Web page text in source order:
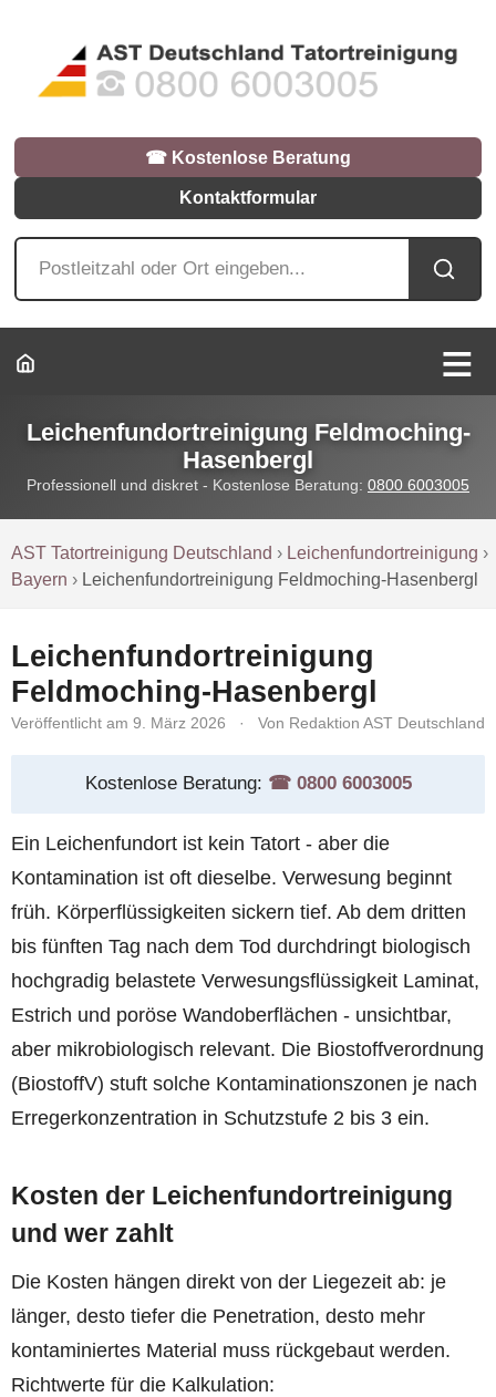
☎︎ Kostenlose Beratung
Kontaktformular
Leichenfundortreinigung Feldmoching-
Hasenbergl
Professionell und diskret - Kostenlose Beratung: 0800 6003005
AST Tatortreinigung Deutschland › Leichenfundortreinigung ›
Bayern › Leichenfundortreinigung Feldmoching-Hasenbergl
Leichenfundortreinigung
Feldmoching-Hasenbergl
Veröffentlicht am 9. März 2026 · Von Redaktion AST Deutschland
Kostenlose Beratung: ☎︎ 0800 6003005
Ein Leichenfundort ist kein Tatort - aber die
Kontamination ist oft dieselbe. Verwesung beginnt
früh. Körperflüssigkeiten sickern tief. Ab dem dritten
bis fünften Tag nach dem Tod durchdringt biologisch
hochgradig belastete Verwesungsflüssigkeit Laminat,
Estrich und poröse Wandoberflächen - unsichtbar,
aber mikrobiologisch relevant. Die Biostoffverordnung
(BiostoffV) stuft solche Kontaminationszonen je nach
Erregerkonzentration in Schutzstufe 2 bis 3 ein.
Kosten der Leichenfundortreinigung
und wer zahlt
Die Kosten hängen direkt von der Liegezeit ab: je
länger, desto tiefer die Penetration, desto mehr
kontaminiertes Material muss rückgebaut werden.
Richtwerte für die Kalkulation: